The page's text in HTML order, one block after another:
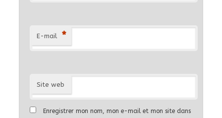
E-mail *
Site web
Enregistrer mon nom, mon e-mail et mon site dans